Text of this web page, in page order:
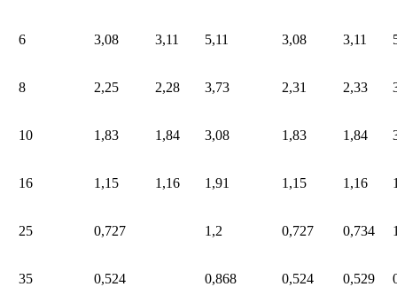
6 3,08 3,11 5,11 3,08 3,11
8 2,25 2,28 3,73 2,31 2,33
10 1,83 1,84 3,08 1,83 1,84
16 1,15 1,16 1,91 1,15 1,16
25 0,727 1,2 0,727 0,734
35 0,524 0,868 0,524 0,529